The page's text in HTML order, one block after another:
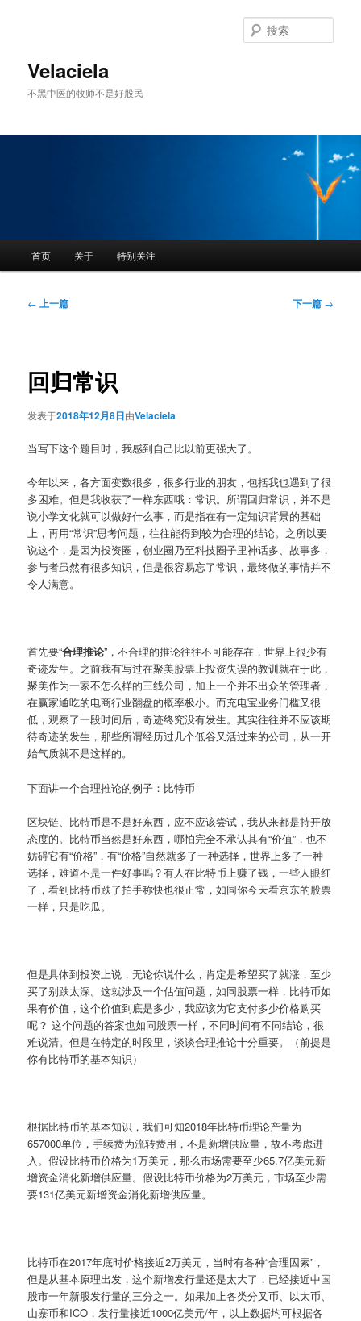
Velaciela
不黑中医的牧师不是好股民
索
首页 关于 特别关注
文
← 上一篇 下一篇 →
回归常识
发表于2018年12月8日由Velaciela
当写下这个题目时，我感到自己比以前更强大了。
今年以来，各方面变数很多，很多行业的朋友，包括我也遇到了很
多困难。但是我收获了一样东西哦：常识。所谓回归常识，并不是
说小学文化就可以做好什么事，而是指在有一定知识背景的基础
上，再用“常识”思考问题，往往能得到较为合理的结论。之所以要
说这个，是因为投资圈，创业圈乃至科技圈子里神话多、故事多，
参与者虽然有很多知识，但是很容易忘了常识，最终做的事情并不
令人满意。
首先要“合理推论”，不合理的推论往往不可能存在，世界上很少有
奇迹发生。之前我有写过在聚美股票上投资失误的教训就在于此，
聚美作为一家不怎么样的三线公司，加上一个并不出众的管理者，
在赢家通吃的电商行业翻盘的概率极小。而充电宝业务门槛又很
低，观察了一段时间后，奇迹终究没有发生。其实往往并不应该期
待奇迹的发生，那些所谓经历过几个低谷又活过来的公司，从一开
始气质就不是这样的。
下面讲一个合理推论的例子：比特币
区块链、比特币是不是好东西，应不应该尝试，我从来都是持开放
态度的。比特币当然是好东西，哪怕完全不承认其有“价值”，也不
妨碍它有“价格”，有“价格”自然就多了一种选择，世界上多了一种
选择，难道不是一件好事吗？有人在比特币上赚了钱，一些人眼红
了，看到比特币跌了拍手称快也很正常，如同你今天看京东的股票
一样，只是吃瓜。
但是具体到投资上说，无论你说什么，肯定是希望买了就涨，至少
买了别跌太深。这就涉及一个估值问题，如同股票一样，比特币如
果有价值，这个价值到底是多少，我应该为它支付多少价格购买
呢？ 这个问题的答案也如同股票一样，不同时间有不同结论，很
难说清。但是在特定的时段里，谈谈合理推论十分重要。（前提是
你有比特币的基本知识）
根据比特币的基本知识，我们可知2018年比特币理论产量为
657000单位，手续费为流转费用，不是新增供应量，故不考虑进
入。假设比特币价格为1万美元，那么市场需要至少65.7亿美元新
增资金消化新增供应量。假设比特币价格为2万美元，市场至少需
要131亿美元新增资金消化新增供应量。
比特币在2017年底时价格接近2万美元，当时有各种“合理因素”，
但是从基本原理出发，这个新增发行量还是太大了，已经接近中国
股市一年新股发行量的三分之一。如果加上各类分叉币、以太币、
山寨币和ICO，发行量接近1000亿美元/年，以上数据均可根据各